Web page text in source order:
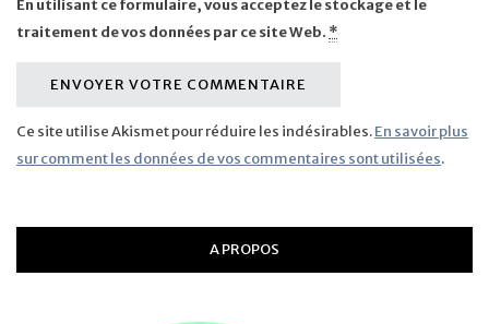
En utilisant ce formulaire, vous acceptez le stockage et le
traitement de vos données par ce site Web. *
Ce site utilise Akismet pour réduire les indésirables.En savoir plus
sur comment les données de vos commentaires sont utilisées.
A PROPOS